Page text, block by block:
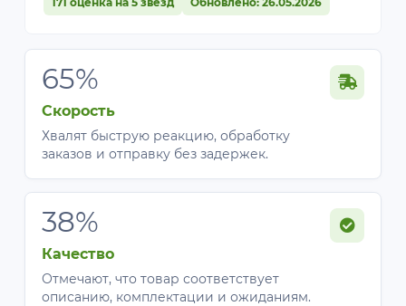
65%
Скорость
Хвалят быструю реакцию, обработку
заказов и отправку без задержек.
38%
Качество
Отмечают, что товар соответствует
описанию, комплектации и ожиданиям.